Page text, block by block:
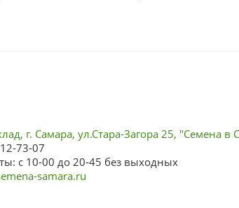
г. Самара, ул.Стара-Загора 25, "Семена в
73-07
с 10-00 до 20-45 без выходных
samara.ru